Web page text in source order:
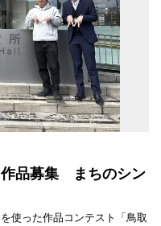
作品募集 まちのシン
使った作品コンテスト「鳥取